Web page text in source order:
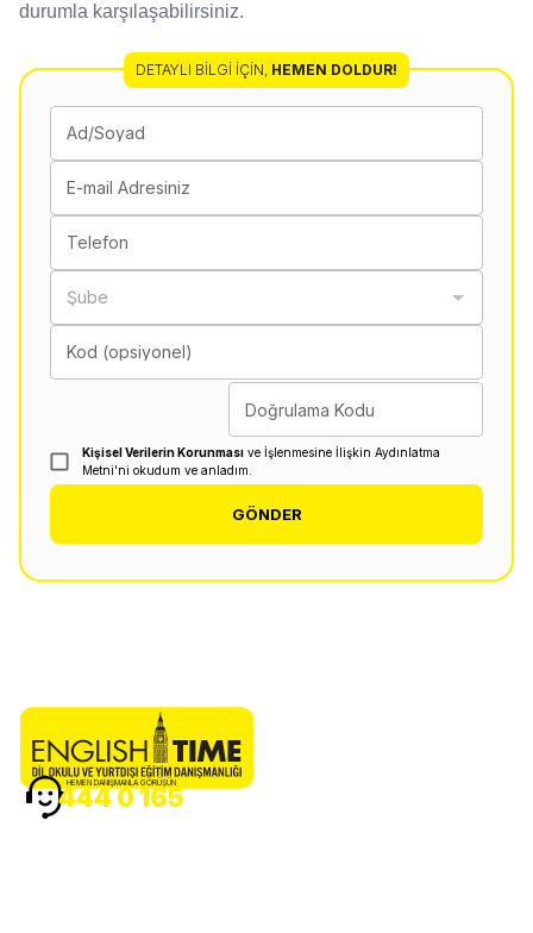
durumla karşılaşabilirsiniz.
DETAYLI BILGI İÇIN, HEMEN DOLDUR!
Ad/Soyad
E-mail Adresiniz
Telefon
Şube
Kod (opsiyonel)
Doğrulama Kodu
Kişisel Verilerin Korunması ve İşlenmesine İlişkin Aydınlatma
Metni'ni okudum ve anladım.
GÖNDER
HEMEN DANIŞMANLA GÖRÜŞÜN
444 0 165